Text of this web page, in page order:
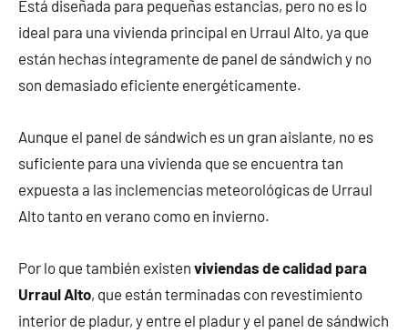
Está diseñada para pequeñas estancias, pero no es lo
ideal para una vivienda principal en Urraul Alto, ya que
están hechas íntegramente de panel de sándwich y no
son demasiado eficiente energéticamente.
Aunque el panel de sándwich es un gran aislante, no es
suficiente para una vivienda que se encuentra tan
expuesta a las inclemencias meteorológicas de Urraul
Alto tanto en verano como en invierno.
Por lo que también existen viviendas de calidad para
Urraul Alto, que están terminadas con revestimiento
interior de pladur, y entre el pladur y el panel de sándwich